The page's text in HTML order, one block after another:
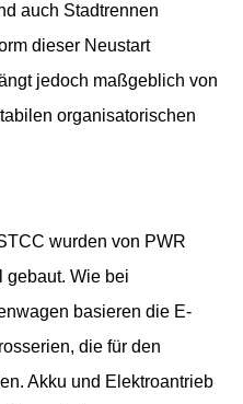
auch Stadtrennen
dieser Neustart
jedoch maßgeblich von
organisatorischen
wurden von PWR
gebaut. Wie bei
basieren die E-
die für den
Akku und Elektroantrieb